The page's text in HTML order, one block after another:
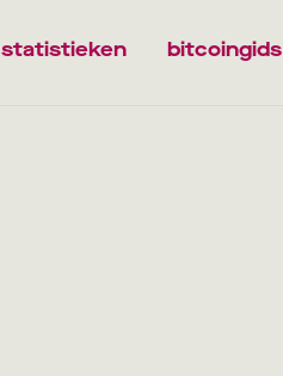
statistieken bitcoingids